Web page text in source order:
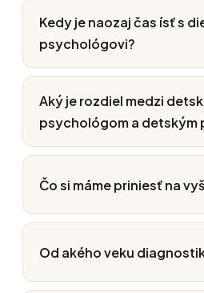
Kedy je naozaj čas ísť s
psychológovi?
Aký je rozdiel medzi
psychológom a detským
Čo si máme priniesť na
Od akého veku